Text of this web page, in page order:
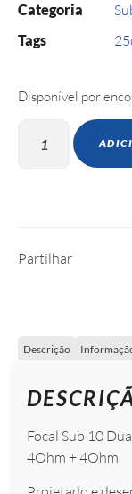
Categoria
Tags
Disponível por
Partilhar
Descrição
Focal Sub 10
4Ohm + 4Ohm